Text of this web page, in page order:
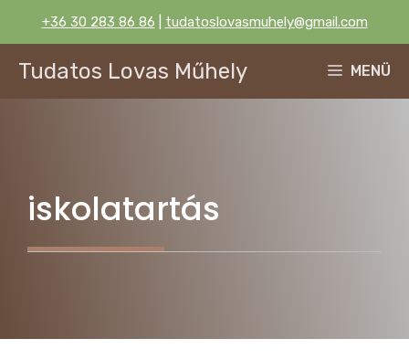
tartalomba
+36 30 283 86 86 tudatoslovasmuhely@gmail.com
Tudatos Lovas Műhely MENÜ
iskolatartás